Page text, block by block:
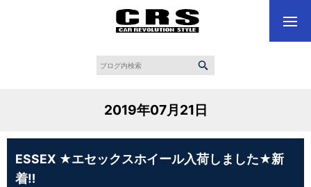
2019年07月21日
ESSEX ★エセックスホイール入荷しました★新
着‼